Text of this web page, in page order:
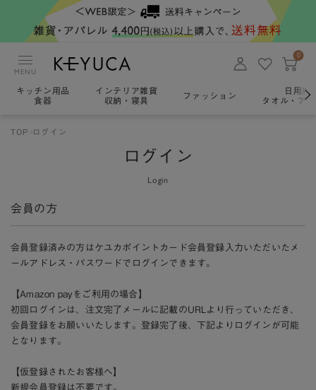
MENU
0
キッチン用品
食器
インテリア雑貨
収納・寝具
ファッション
日用雑
タオル・ア
TOP ログイン
ログイン
Login
会員の方
会員登録済みの方はケユカポイントカード会員登録入力いただいたメ
ールアドレス・パスワードでログインできます。
【Amazon payをご利用の場合】
初回ログインは、注文完了メールに記載のURLより行っていただき、
会員登録をお願いいたします。登録完了後、下記よりログインが可能
となります。
【仮登録されたお客様へ】
新規会員登録は不要です。